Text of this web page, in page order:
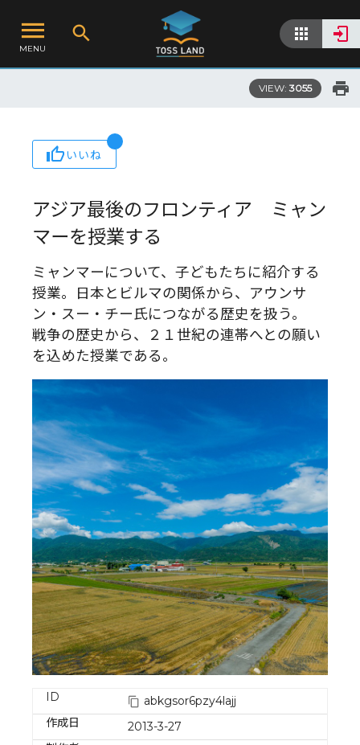
MENU
VIEW: 3055
いいね
アジア最後のフロンティア ミャン
マーを授業する
ミャンマーについて、子どもたちに紹介する
授業。日本とビルマの関係から、アウンサ
ン・スー・チー氏につながる歴史を扱う。
戦争の歴史から、２１世紀の連帯へとの願い
を込めた授業である。
ID
abkgsor6pzy4lajj
作成日
2013-3-27